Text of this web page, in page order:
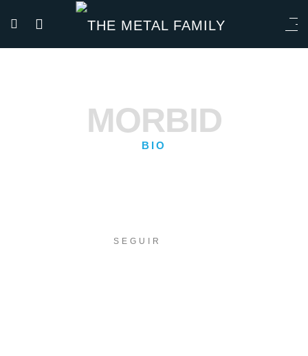
MORBID
BIO
SEGUIR